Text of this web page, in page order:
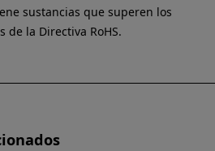
sustancias que superen los
de la Directiva RoHS.